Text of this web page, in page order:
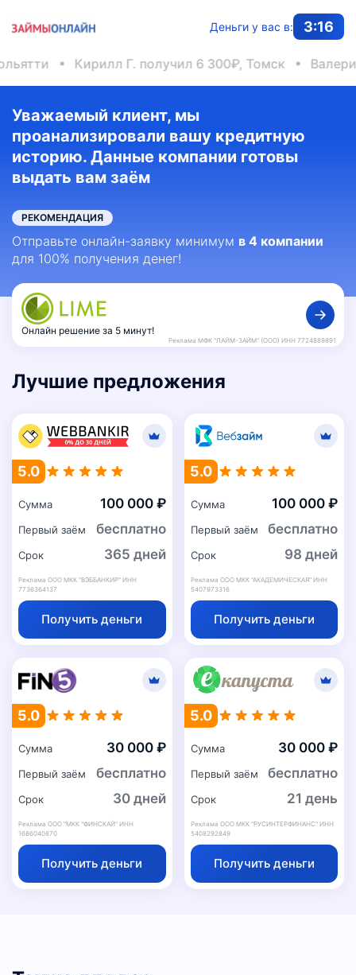
Деньги у вас в: 3:16
Кирилл Г. получил 6 300₽, Томск Валерия К.
Уважаемый клиент, мы
проанализировали вашу кредитную
историю. Данные компании готовы
выдать вам заём
РЕКОМЕНДАЦИЯ
Отправьте онлайн-заявку минимум в 4 компании
для 100% получения денег!
Онлайн решение за 5 минут!
Реклама МФК "ЛАЙМ-ЗАЙМ" (ООО) ИНН 7724889891
Лучшие предложения
5.0
Сумма 100 000 ₽
Первый заём бесплатно
Срок 365 дней
Реклама ООО МКК "ВЭББАНКИР" ИНН
7736364137
Получить деньги
5.0
Сумма 100 000 ₽
Первый заём бесплатно
Срок 98 дней
Реклама ООО МКК "АКАДЕМИЧЕСКАЯ" ИНН
5407973316
Получить деньги
5.0
Сумма 30 000 ₽
Первый заём бесплатно
Срок 30 дней
Реклама ООО "МКК "ФИНСКАЙ" ИНН
1686040870
Получить деньги
5.0
Сумма 30 000 ₽
Первый заём бесплатно
Срок 21 день
Реклама ООО МКК "РУСИНТЕРФИНАНС" ИНН
5408292849
Получить деньги